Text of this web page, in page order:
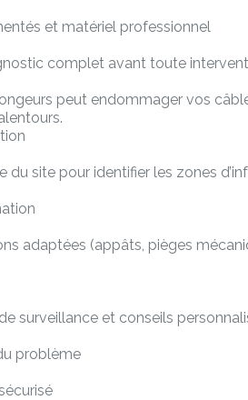
et matériel professionnel
complet avant toute
peut endommager vos
site pour identifier les zones
adaptées (appâts, pièges
surveillance et conseils
problème